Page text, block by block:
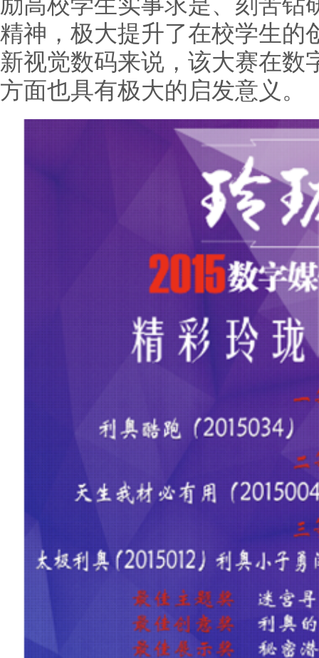
精神，极大提升了在校学生的
新视觉数码来说，该大赛在数
方面也具有极大的启发意义。